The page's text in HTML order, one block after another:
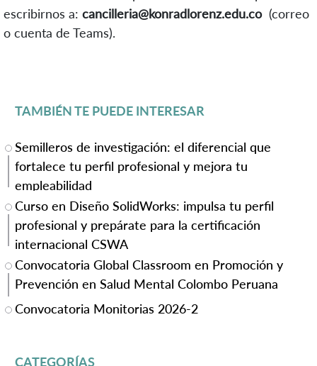
escribirnos a: cancilleria@konradlorenz.edu.co (correo
o cuenta de Teams).
TAMBIÉN TE PUEDE INTERESAR
Semilleros de investigación: el diferencial que
fortalece tu perfil profesional y mejora tu
empleabilidad
Curso en Diseño SolidWorks: impulsa tu perfil
profesional y prepárate para la certificación
internacional CSWA
Convocatoria Global Classroom en Promoción y
Prevención en Salud Mental Colombo Peruana
Convocatoria Monitorias 2026-2
CATEGORÍAS